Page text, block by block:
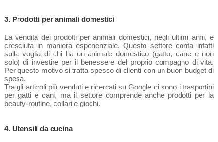
3. Prodotti per animali domestici
La vendita dei prodotti per animali domestici, negli ultimi anni, è
cresciuta in maniera esponenziale. Questo settore conta infatti
sulla voglia di chi ha un animale domestico (gatto, cane e non
solo) di investire per il benessere del proprio compagno di vita.
Per questo motivo si tratta spesso di clienti con un buon budget di
spesa.
Tra gli articoli più venduti e ricercati su Google ci sono i trasportini
per gatti e cani, ma il settore comprende anche prodotti per la
beauty-routine, collari e giochi.
4. Utensili da cucina